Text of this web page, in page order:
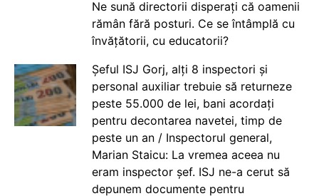
Ne sună directorii disperați că oamenii
rămân fără posturi. Ce se întâmplă cu
învățătorii, cu educatorii?
Șeful ISJ Gorj, alți 8 inspectori și
personal auxiliar trebuie să returneze
peste 55.000 de lei, bani acordați
pentru decontarea navetei, timp de
peste un an / Inspectorul general,
Marian Staicu: La vremea aceea nu
eram inspector șef. ISJ ne-a cerut să
depunem documente pentru